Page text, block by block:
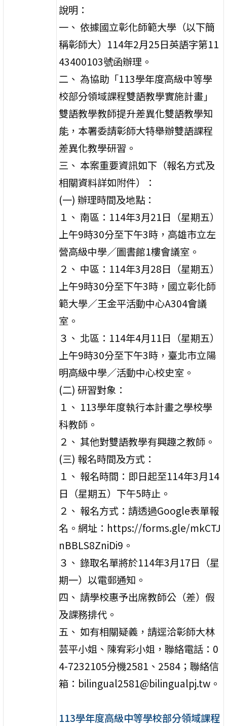
說明：
一、 依據國立彰化師範大學（以下簡
稱彰師大）114年2月25日英語字第11
43400103號函辦理。
二、 為協助「113學年度高級中等學
校部分領域課程雙語教學實施計畫」
雙語教學教師提升差異化雙語教學知
能，本署委請彰師大特舉辦雙語課程
差異化教學研習。
三、 本案重要資訊如下（報名方式及
相關資料詳如附件）：
(一) 辦理時間及地點：
１、 南區：114年3月21日（星期五）
上午9時30分至下午3時，高雄市立左
營高級中學／圖書館1樓會議室。
２、 中區：114年3月28日（星期五）
上午9時30分至下午3時，國立彰化師
範大學／王金平活動中心A304會議
室。
３、 北區：114年4月11日（星期五）
上午9時30分至下午3時，臺北市立陽
明高級中學／活動中心校史室。
(二) 研習對象：
１、 113學年度執行本計畫之學校學
科教師。
２、 其他對雙語教學有興趣之教師。
(三) 報名時間及方式：
１、 報名時間：即日起至114年3月14
日（星期五）下午5時止。
２、 報名方式：請透過Google表單報
名。網址：https://forms.gle/mkCTJ
nBBLS8ZniDi9。
３、 錄取名單將於114年3月17日（星
期一）以電郵通知。
四、 請學校惠予出席教師公（差）假
及課務排代。
五、 如有相關疑義，請逕洽彰師大林
芸平小姐、陳宥彩小姐，聯絡電話：0
4-7232105分機2581、2584；聯絡信
箱：bilingual2581@bilingualpj.tw。
113學年度高級中等學校部分領域課程